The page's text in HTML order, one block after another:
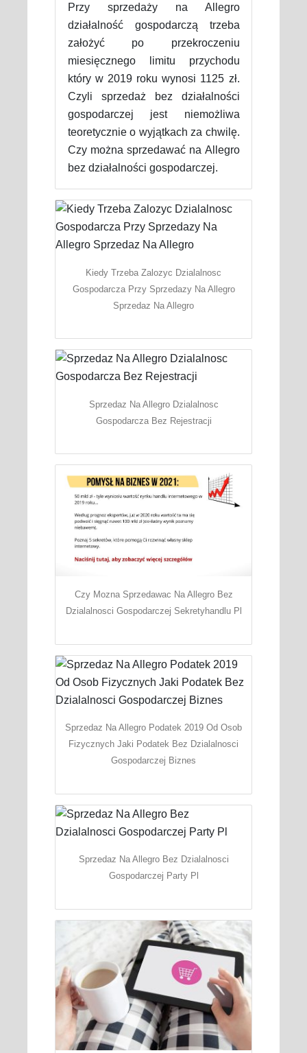
Przy sprzedaży na Allegro
działalność gospodarczą trzeba
założyć po przekroczeniu
miesięcznego limitu przychodu
który w 2019 roku wynosi 1125 zł.
Czyli sprzedaż bez działalności
gospodarczej jest niemożliwa
teoretycznie o wyjątkach za chwilę.
Czy można sprzedawać na Allegro
bez działalności gospodarczej.
Kiedy Trzeba Zalozyc Dzialalnosc
Gospodarcza Przy Sprzedazy Na Allegro
Sprzedaz Na Allegro
Sprzedaz Na Allegro Dzialalnosc
Gospodarcza Bez Rejestracji
Czy Mozna Sprzedawac Na Allegro Bez
Dzialalnosci Gospodarczej Sekretyhandlu Pl
Sprzedaz Na Allegro Podatek 2019 Od Osob
Fizycznych Jaki Podatek Bez Dzialalnosci
Gospodarczej Biznes
Sprzedaz Na Allegro Bez Dzialalnosci
Gospodarczej Party Pl